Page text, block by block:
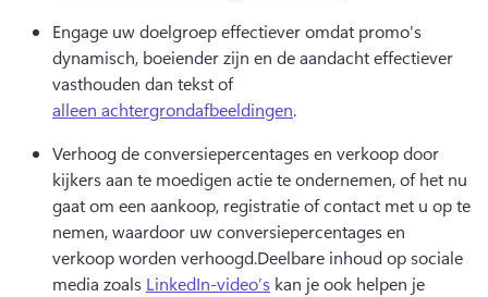
Engage uw doelgroep effectiever omdat promo's
dynamisch, boeiender zijn en de aandacht effectiever
vasthouden dan tekst of
alleen achtergrondafbeeldingen.
Verhoog de conversiepercentages en verkoop door
kijkers aan te moedigen actie te ondernemen, of het nu
gaat om een aankoop, registratie of contact met u op te
nemen, waardoor uw conversiepercentages en
verkoop worden verhoogd.Deelbare inhoud op sociale
media zoals LinkedIn-video’s kan je ook helpen je